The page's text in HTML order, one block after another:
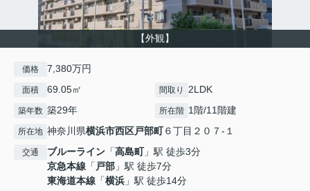
【外観】
価格 7,380万円
面積 69.05㎡ 間取り 2LDK
築年数 築29年 所在階 1階/11階建
所在地 神奈川県横浜市西区戸部町６丁目２０７-１
交通 ブルーライン 「高島町」駅 徒歩3分
京急本線 「 戸部 」駅 徒歩7分
東海道本線 「横浜 」駅 徒歩14分